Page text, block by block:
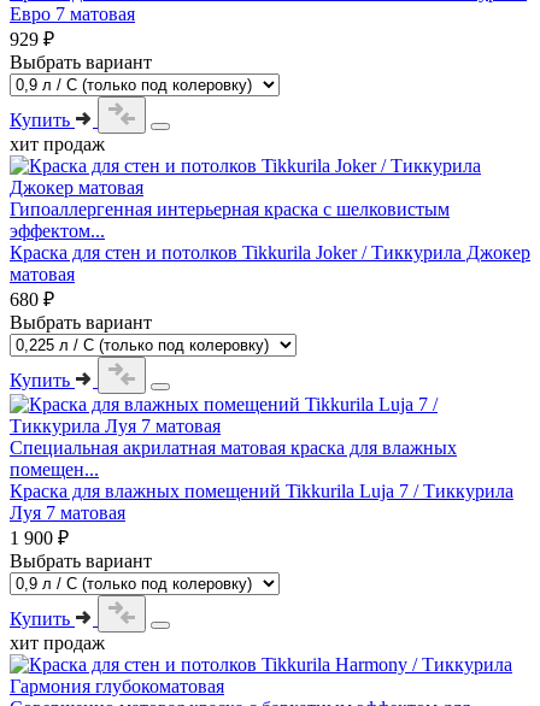
Евро 7 матовая
929 ₽
Выбрать вариант
Купить
хит продаж
Гипоаллергенная интерьерная краска с шелковистым
эффектом...
Краска для стен и потолков Tikkurila Joker / Тиккурила Джокер
матовая
680 ₽
Выбрать вариант
Купить
Специальная акрилатная матовая краска для влажных
помещен...
Краска для влажных помещений Tikkurila Luja 7 / Тиккурила
Луя 7 матовая
1 900 ₽
Выбрать вариант
Купить
хит продаж